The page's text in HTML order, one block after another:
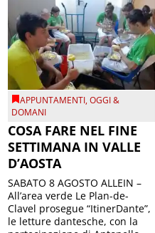
APPUNTAMENTI,OGGI &
DOMANI
COSA FARE NEL FINE
SETTIMANA IN VALLE
D’AOSTA
SABATO 8 AGOSTO ALLEIN –
All’area verde Le Plan-de-
Clavel prosegue “ItinerDante”,
le letture dantesche, con la